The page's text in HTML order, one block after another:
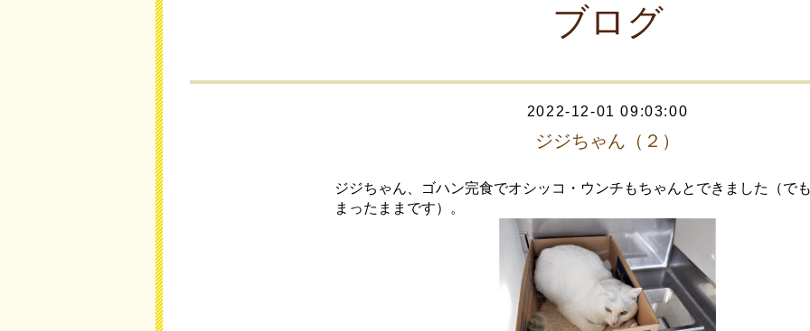
ブログ
2022-12-01 09:03:00
ジジちゃん（２）
ジジちゃん、ゴハン完食でオシッコ・ウンチもちゃんとできました（で
まったままです）。